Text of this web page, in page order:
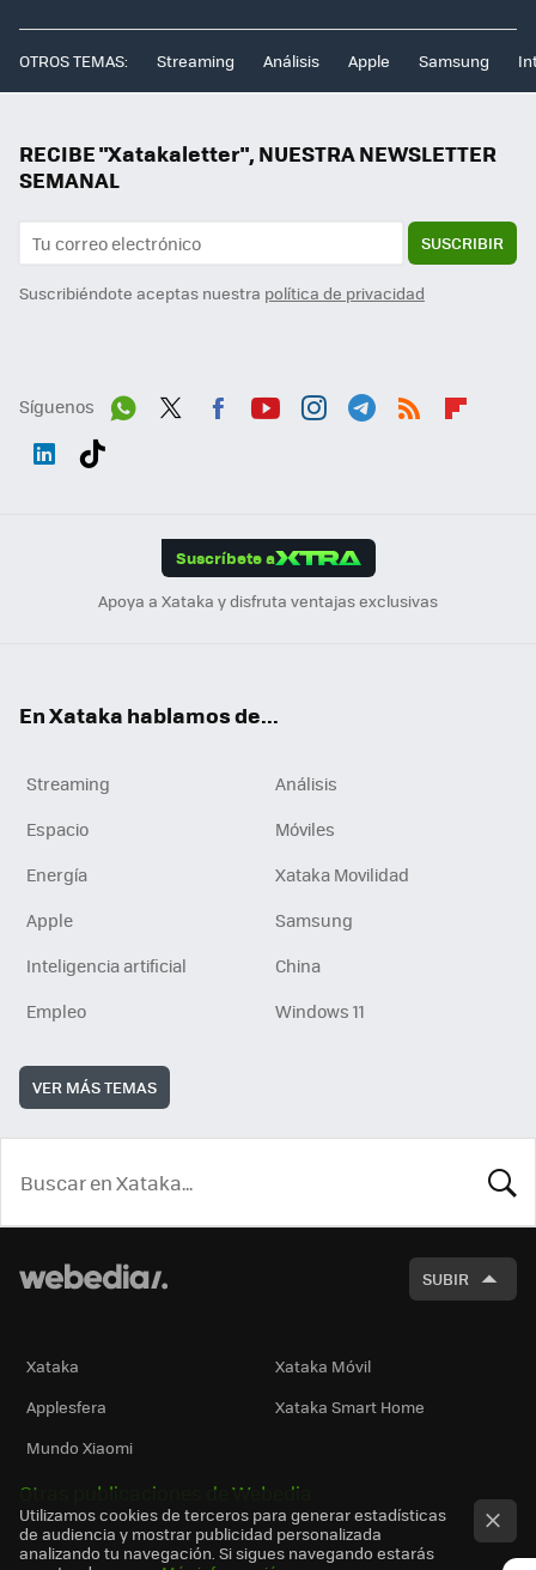
OTROS TEMAS: Streaming Análisis Apple Samsung
RECIBE "Xatakaletter", NUESTRA NEWSLETTER
SEMANAL
SUSCRIBIR
Suscribiéndote aceptas nuestra política de privacidad
Síguenos
Suscríbete a
Apoya a Xataka y disfruta ventajas exclusivas
En Xataka hablamos de...
Streaming
Análisis
Espacio
Móviles
Energía
Xataka Movilidad
Apple
Samsung
Inteligencia artificial
China
Empleo
Windows 11
VER MÁS TEMAS
SUBIR
Xataka
Xataka Móvil
Applesfera
Xataka Smart Home
Mundo Xiaomi
Otras publicaciones de Webedia
Utilizamos cookies de terceros para generar estadísticas
de audiencia y mostrar publicidad personalizada
analizando tu navegación. Si sigues navegando estarás